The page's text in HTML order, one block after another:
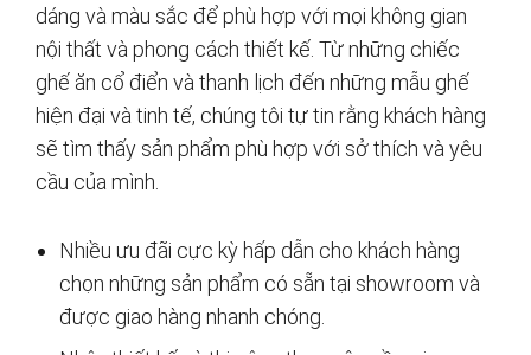
dáng và màu sắc để phù hợp với mọi không gian
nội thất và phong cách thiết kế. Từ những chiếc
ghế ăn cổ điển và thanh lịch đến những mẫu ghế
hiện đại và tinh tế, chúng tôi tự tin rằng khách hàng
sẽ tìm thấy sản phẩm phù hợp với sở thích và yêu
cầu của mình.
Nhiều ưu đãi cực kỳ hấp dẫn cho khách hàng
chọn những sản phẩm có sẵn tại showroom và
được giao hàng nhanh chóng.